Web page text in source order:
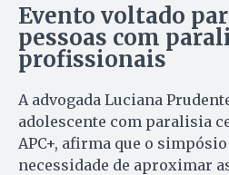
Evento voltado
pessoas com
profissionais
A advogada Luciana
adolescente com paralisia
APC+, afirma que o
necessidade de aproximar